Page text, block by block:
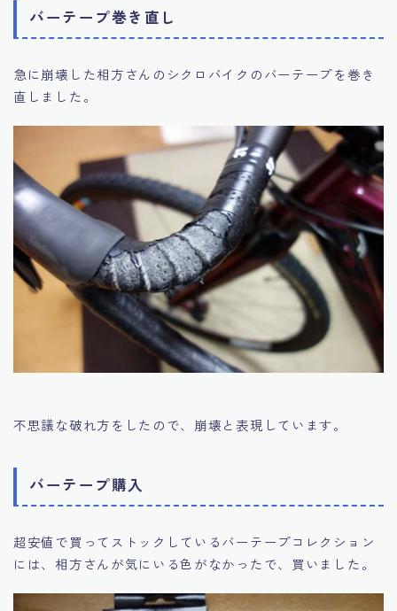
バーテープ巻き直し
急に崩壊した相方さんのシクロバイクのバーテープを巻き
直しました。
不思議な破れ方をしたので、崩壊と表現しています。
バーテープ購入
超安値で買ってストックしているバーテープコレクション
には、相方さんが気にいる色がなかったで、買いました。